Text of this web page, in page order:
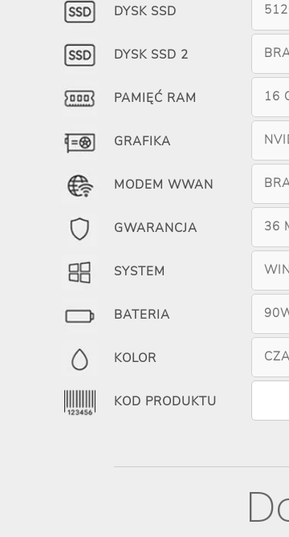
DYSK SSD
DYSK SSD 2
PAMIĘĆ RAM 16
GRAFIKA
MODEM WWAN
GWARANCJA 36
SYSTEM
BATERIA
KOLOR
KOD PRODUKTU